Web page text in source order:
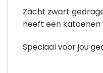
Zacht zwart
heeft een katoenen
Speciaal voor jou